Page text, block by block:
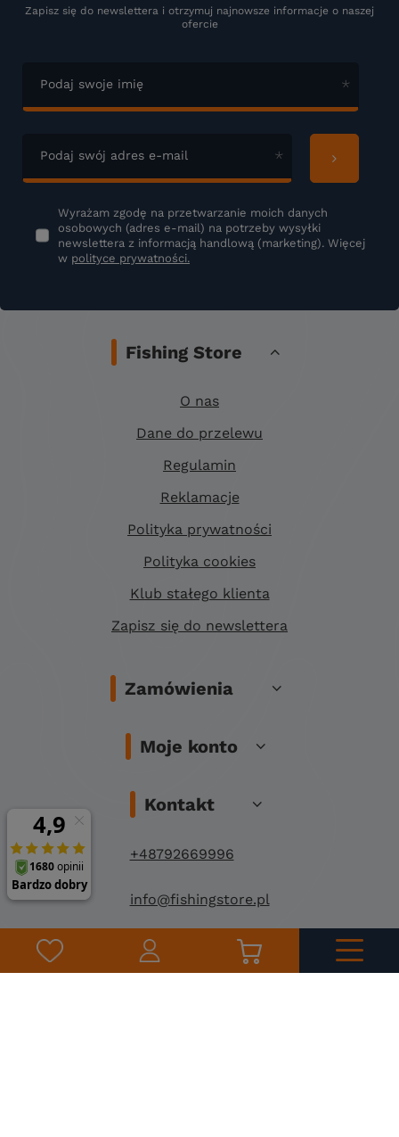
Zapisz się do newslettera i otrzymuj najnowsze informacje o naszej
ofercie
Podaj swoje imię
Podaj swój adres e-mail
Wyrażam zgodę na przetwarzanie moich danych
osobowych (adres e-mail) na potrzeby wysyłki
newslettera z informacją handlową (marketing). Więcej
w polityce prywatności.
Fishing Store
O nas
Dane do przelewu
Regulamin
Reklamacje
Polityka prywatności
Polityka cookies
Klub stałego klienta
Zapisz się do newslettera
Zamówienia
Moje konto
Kontakt
+48792669996
info@fishingstore.pl
FishingStore.pl